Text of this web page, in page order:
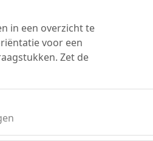
in een overzicht te
voor een
Zet de